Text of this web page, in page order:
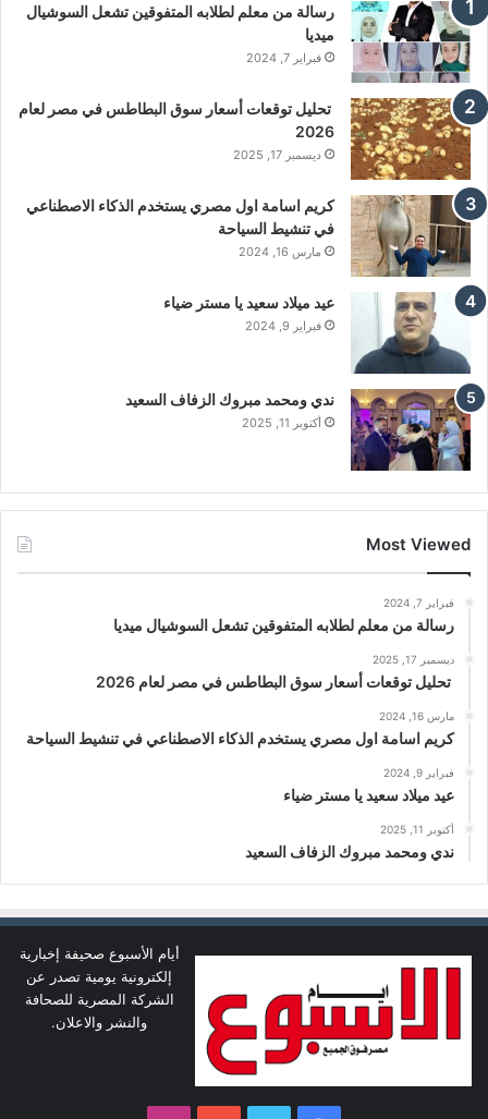
رسالة من معلم لطلابه المتفوقين تشعل السوشيال
ميديا
فبراير 7, 2024
تحليل توقعات أسعار سوق البطاطس في مصر لعام
2026
ديسمبر 17, 2025
كريم اسامة اول مصري يستخدم الذكاء الاصطناعي
في تنشيط السياحة
مارس 16, 2024
عيد ميلاد سعيد يا مستر ضياء
فبراير 9, 2024
ندي ومحمد مبروك الزفاف السعيد
أكتوبر 11, 2025
Most Viewed
فبراير 7, 2024
رسالة من معلم لطلابه المتفوقين تشعل السوشيال ميديا
ديسمبر 17, 2025
تحليل توقعات أسعار سوق البطاطس في مصر لعام 2026
مارس 16, 2024
كريم اسامة اول مصري يستخدم الذكاء الاصطناعي في تنشيط السياحة
فبراير 9, 2024
عيد ميلاد سعيد يا مستر ضياء
أكتوبر 11, 2025
ندي ومحمد مبروك الزفاف السعيد
أيام الأسبوع صحيفة إخبارية
إلكترونية يومية تصدر عن
الشركة المصرية للصحافة
والنشر والاعلان.